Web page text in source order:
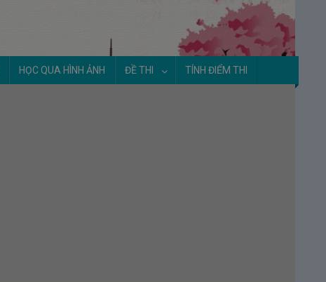
HỌC QUA HÌNH ẢNH ĐỀ THI TÍNH ĐIỂM THI